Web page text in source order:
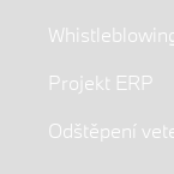
Projekt ERP
Odštěpení